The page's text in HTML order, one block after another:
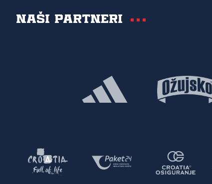
Naši partneri